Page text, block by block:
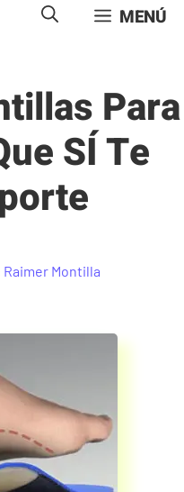
MENÚ
Para
SÍ Te
Raimer Montilla